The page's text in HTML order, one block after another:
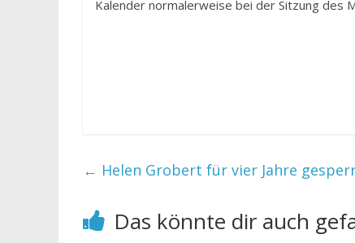
Kalender normalerweise bei der Sitzung des
← Helen Grobert für vier Jahre
Das könnte dir auch